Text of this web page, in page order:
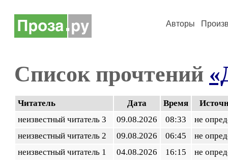
Авторы
Список прочтений
Читатель Дата Время
неизвестный читатель 3
09.08.2026 08:33
не
неизвестный читатель 2
09.08.2026 06:45
не
неизвестный читатель 1
04.08.2026 16:15 не